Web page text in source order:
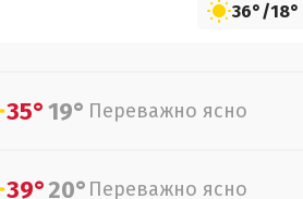
36°/18°
35°19° Переважно ясно
39°20° Переважно ясно